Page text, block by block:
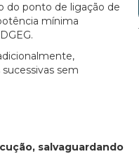
do ponto de ligação de
mínima
sem
salvaguardando